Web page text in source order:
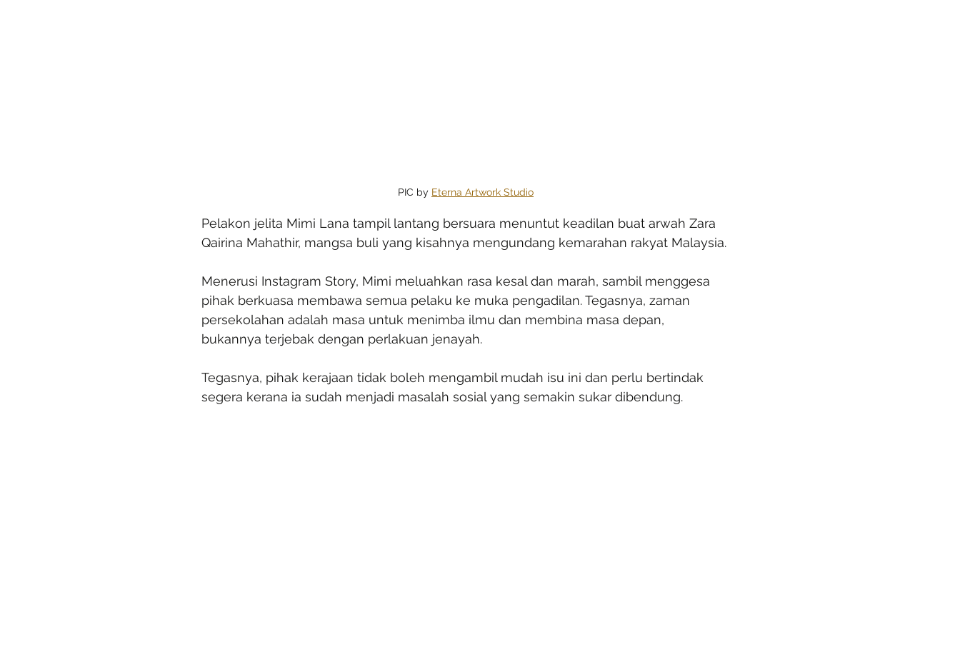
PIC by Eterna Artwork Studio
Pelakon jelita Mimi Lana tampil lantang bersuara menuntut keadilan buat arwah Zara
Qairina Mahathir, mangsa buli yang kisahnya mengundang kemarahan rakyat Malaysia.
Menerusi Instagram Story, Mimi meluahkan rasa kesal dan marah, sambil menggesa
pihak berkuasa membawa semua pelaku ke muka pengadilan. Tegasnya, zaman
persekolahan adalah masa untuk menimba ilmu dan membina masa depan,
bukannya terjebak dengan perlakuan jenayah.
Tegasnya, pihak kerajaan tidak boleh mengambil mudah isu ini dan perlu bertindak
segera kerana ia sudah menjadi masalah sosial yang semakin sukar dibendung.